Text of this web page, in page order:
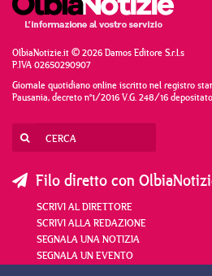
OlbiaNotizie.it © 2026 Damos Editore S.r.l.s
P.IVA 02650290907
Giornale quotidiano online iscritto nel registro
Pausania, decreto n°1/2016 V.G. 248/16
Filo diretto con
SCRIVI AL DIRETTORE
SCRIVI ALLA REDAZIONE
SEGNALA UNA NOTIZIA
SEGNALA UN EVENTO